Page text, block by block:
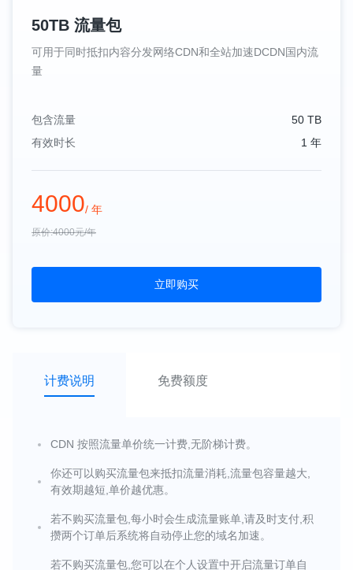
50TB 流量包
可用于同时抵扣内容分发网络CDN和全站加速DCDN国内流
量
包含流量
50 TB
有效时长
1 年
4000/ 年
原价:4000元/年
立即购买
计费说明 免费额度
CDN 按照流量单价统一计费,无阶梯计费。
你还可以购买流量包来抵扣流量消耗,流量包容量越大,
有效期越短,单价越优惠。
若不购买流量包,每小时会生成流量账单,请及时支付,积
攒两个订单后系统将自动停止您的域名加速。
若不购买流量包,您可以在个人设置中开启流量订单自